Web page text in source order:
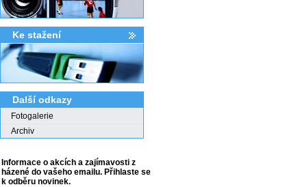
Ke stažení­
Další odkazy
Fotogalerie
Archiv
Informace o akcích a zajímavosti z
házené do vašeho emailu. Přihlaste se
k odběru novinek.